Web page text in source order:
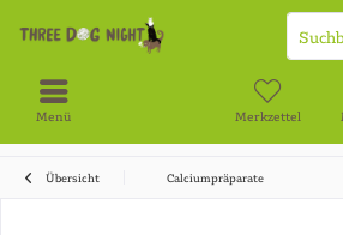
Menü Merkzettel
Übersicht Calciumpräparate